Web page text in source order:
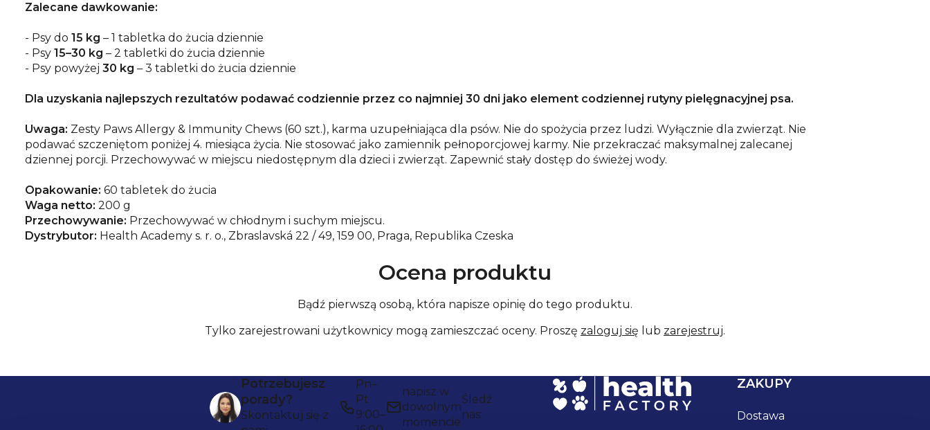
Zalecane dawkowanie:
- Psy do 15 kg – 1 tabletka do żucia dziennie
- Psy 15–30 kg – 2 tabletki do żucia dziennie
- Psy powyżej 30 kg – 3 tabletki do żucia dziennie
Dla uzyskania najlepszych rezultatów podawać codziennie przez co najmniej 30 dni jako element codziennej rutyny pielęgnacyjnej psa.
Uwaga: Zesty Paws Allergy & Immunity Chews (60 szt.), karma uzupełniająca dla psów. Nie do spożycia przez ludzi. Wyłącznie dla zwierząt. Nie
podawać szczeniętom poniżej 4. miesiąca życia. Nie stosować jako zamiennik pełnoporcjowej karmy. Nie przekraczać maksymalnej zalecanej
dziennej porcji. Przechowywać w miejscu niedostępnym dla dzieci i zwierząt. Zapewnić stały dostęp do świeżej wody.
Opakowanie: 60 tabletek do żucia
Waga netto: 200 g
Przechowywanie: Przechowywać w chłodnym i suchym miejscu.
Dystrybutor: Health Academy s. r. o., Zbraslavská 22 / 49, 159 00, Praga, Republika Czeska
Ocena produktu
Bądź pierwszą osobą, która napisze opinię do tego produktu.
Tylko zarejestrowani użytkownicy mogą zamieszczać oceny. Proszę zaloguj się lub zarejestruj.
Potrzebujesz
porady?
Skontaktuj się z
Pn–
Pt
9:00–
napisz w
dowolnym
momencie
Śledź
nas:
ZAKUPY
Dostawa